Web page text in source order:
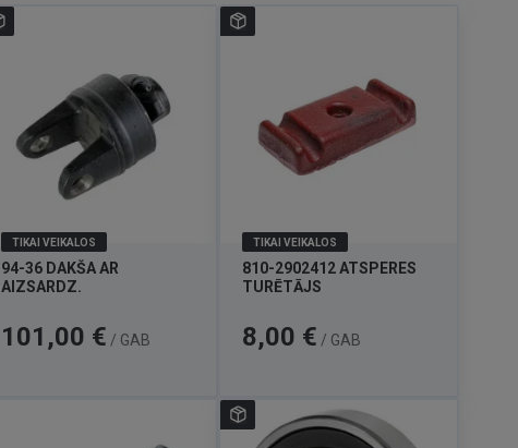
TIKAI VEIKALOS
94-36 DAKŠA AR
AIZSARDZ.
Cena
101,00 € / GAB
TIKAI VEIKALOS
810-2902412 ATSPERES
TURĒTĀJS
Cena
8,00 € / GAB